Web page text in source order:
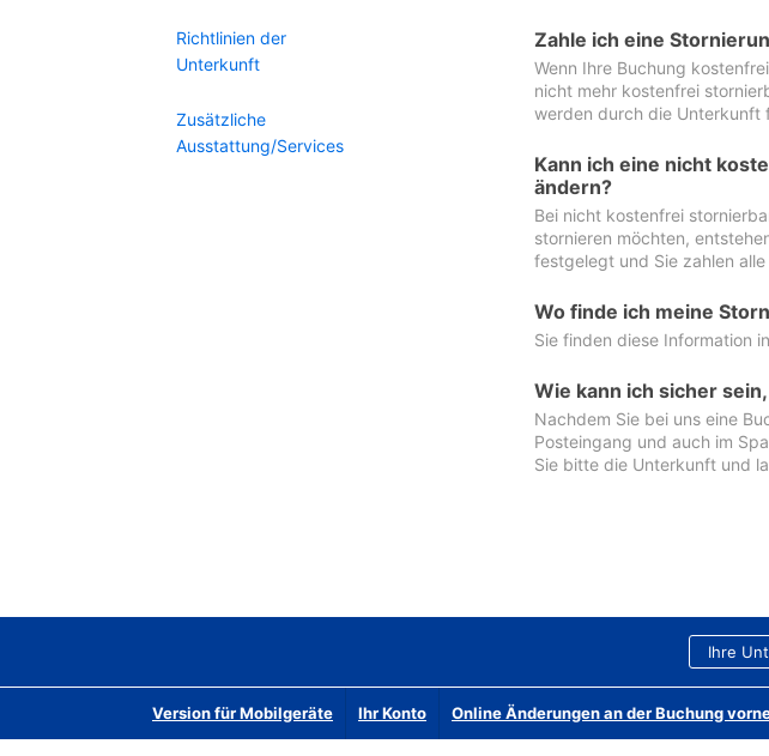
Richtlinien der
Unterkunft
Zusätzliche
Ausstattung/Services
Zahle ich eine
Wenn Ihre Buchung
nicht mehr kostenfrei
werden durch die Unterkunft
Kann ich eine nicht
ändern?
Bei nicht kostenfrei
stornieren möchten,
festgelegt und Sie zahlen
Wo finde ich meine
Sie finden diese Information
Wie kann ich sicher
Nachdem Sie bei uns eine
Posteingang und auch im
Sie bitte die Unterkunft und
Ihre
Version für Mobilgeräte Ihr Konto Online Änderungen an der Buchung